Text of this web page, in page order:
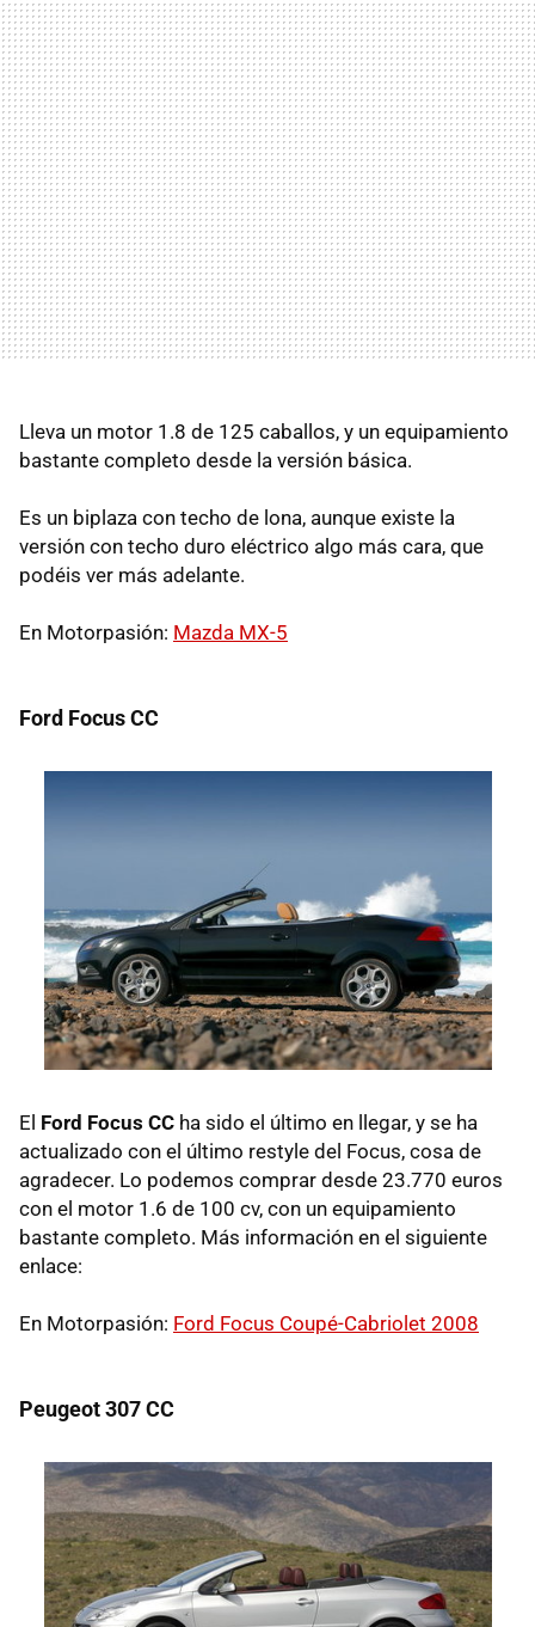
Lleva un motor 1.8 de 125 caballos, y un equipamiento
bastante completo desde la versión básica.
Es un biplaza con techo de lona, aunque existe la
versión con techo duro eléctrico algo más cara, que
podéis ver más adelante.
En Motorpasión: Mazda MX-5
Ford Focus CC
El Ford Focus CC ha sido el último en llegar, y se ha
actualizado con el último restyle del Focus, cosa de
agradecer. Lo podemos comprar desde 23.770 euros
con el motor 1.6 de 100 cv, con un equipamiento
bastante completo. Más información en el siguiente
enlace:
En Motorpasión: Ford Focus Coupé-Cabriolet 2008
Peugeot 307 CC